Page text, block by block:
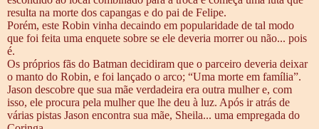
resulta na morte dos capangas e do pai de Felipe.
Porém, este Robin vinha decaindo em popularidade de tal modo
que foi feita uma enquete sobre se ele deveria morrer ou não... pois
é.
Os próprios fãs do Batman decidiram que o parceiro deveria deixar
o manto do Robin, e foi lançado o arco; “Uma morte em família”.
Jason descobre que sua mãe verdadeira era outra mulher e, com
isso, ele procura pela mulher que lhe deu à luz. Após ir atrás de
várias pistas Jason encontra sua mãe, Sheila... uma empregada do